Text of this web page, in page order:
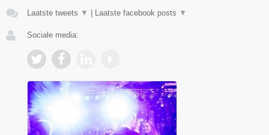
Laatste tweets ▼ Laatste facebook posts ▼
Sociale media: